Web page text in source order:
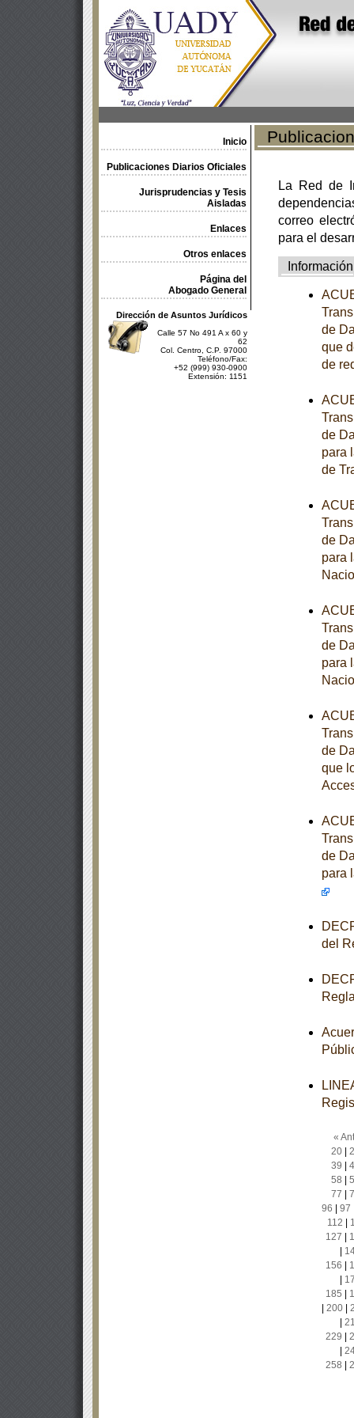
Inicio
Publicaciones Diarios Oficiales
Jurisprudencias y Tesis
Aisladas
Enlaces
Otros enlaces
Página del
Abogado General
Dirección de Asuntos Jurídicos
Calle 57 No 491 A x 60 y
62
Col. Centro, C.P. 97000
Teléfono/Fax:
+52 (999) 930-0900
Extensión: 1151
La Red de
correo
para el
Información
de
que
de
de
para
de
de
para
de
para
de
que
de
para
del
«
20|
39
58
77
96
97
112
127
156
185
200|
229
258